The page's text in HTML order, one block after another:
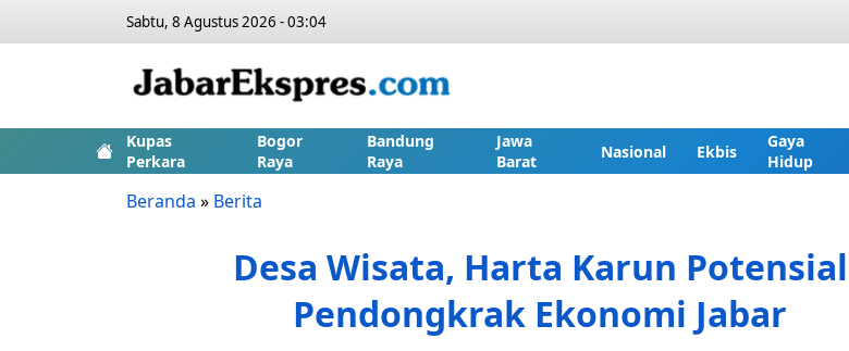
Sabtu, 8 Agustus 2026 - 03:04
Kupas
Perkara
Bogor
Raya
Bandung
Raya
Jawa
Barat
Nasional Ekbis
Gaya
Hidup
Beranda » Berita
Desa Wisata, Harta Karun Potensial
Pendongkrak Ekonomi Jabar